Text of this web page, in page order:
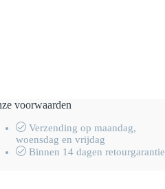
voorwaarden
Verzending op maandag,
woensdag en vrijdag
Binnen 14 dagen retourgarantie